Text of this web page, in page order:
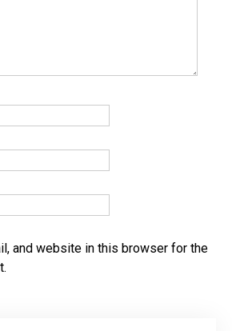
and website in this browser for the